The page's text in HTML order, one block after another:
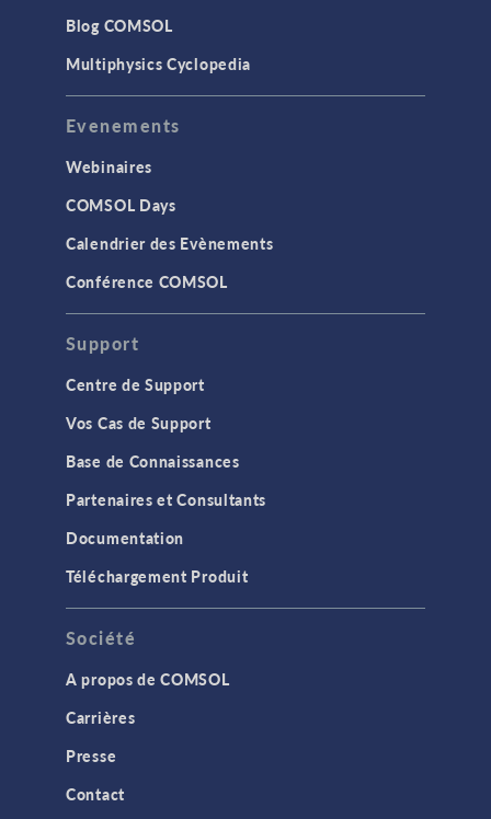
Blog COMSOL
Multiphysics Cyclopedia
Evenements
Webinaires
COMSOL Days
Calendrier des Evènements
Conférence COMSOL
Support
Centre de Support
Vos Cas de Support
Base de Connaissances
Partenaires et Consultants
Documentation
Téléchargement Produit
Société
A propos de COMSOL
Carrières
Presse
Contact